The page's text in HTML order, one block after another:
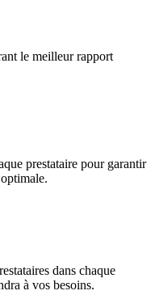
le meilleur rapport
prestataire pour garantir
dans chaque
à vos besoins.